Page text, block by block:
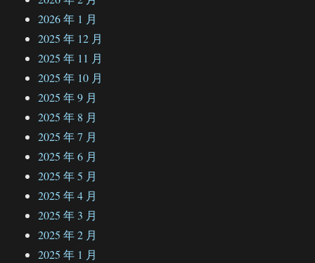
2026 年 1 月
2025 年 12 月
2025 年 11 月
2025 年 10 月
2025 年 9 月
2025 年 8 月
2025 年 7 月
2025 年 6 月
2025 年 5 月
2025 年 4 月
2025 年 3 月
2025 年 2 月
2025 年 1 月